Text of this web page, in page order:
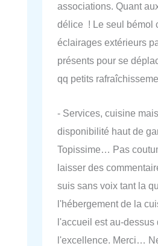
associations. Quant
délice ! Le seul bémol
éclairages extérieurs
présents pour se
qq petits
- Services, cuisine
disponibilité haut de
Topissime… Pas
laisser des
suis sans voix tant la
l'hébergement de la
l'accueil est au-dessus
l'excellence. Merci…